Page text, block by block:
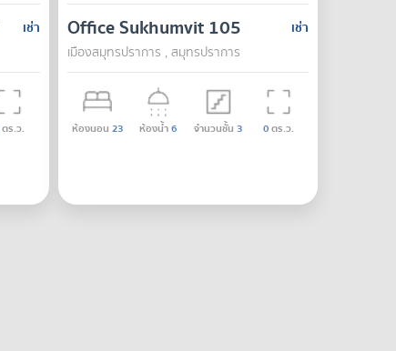
เช่า
ตร.ว.
เช่า
Office Sukhumvit 105
เมืองสมุทรปราการ , สมุทรปราการ
ห้องนอน 23 ห้องน้ำ6 จำนวนชั้น 3 0ตร.ว.